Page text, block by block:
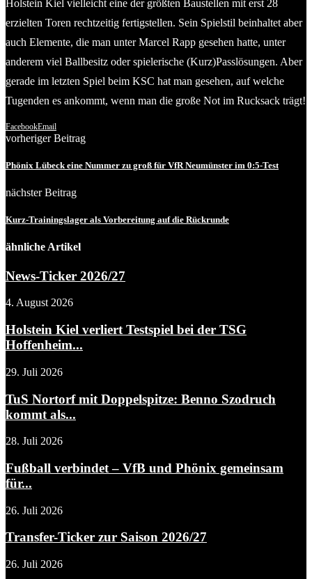
Holstein Kiel vielleicht eine der größten Baustellen mit erst 28
erzielten Toren rechtzeitig fertigstellen. Sein Spielstil beinhaltet aber
auch Elemente, die man unter Marcel Rapp gesehen hatte, unter
anderem viel Ballbesitz oder spielerische (Kurz)Passlösungen. Aber
gerade im letzten Spiel beim KSC hat man gesehen, auf welche
Tugenden es ankommt, wenn man die große Not im Rucksack trägt!
FacebookEmail
vorheriger Beitrag
Phönix Lübeck eine Nummer zu groß für VfR Neumünster im 0:5-Test
nächster Beitrag
Kurz-Trainingslager als Vorbereitung auf die Rückrunde
ähnliche Artikel
News-Ticker 2026/27
4. August 2026
Holstein Kiel verliert Testspiel bei der TSG
Hoffenheim...
29. Juli 2026
TuS Nortorf mit Doppelspitze: Benno Szodruch
kommt als...
28. Juli 2026
Fußball verbindet – VfB und Phönix gemeinsam
für...
26. Juli 2026
Transfer-Ticker zur Saison 2026/27
26. Juli 2026